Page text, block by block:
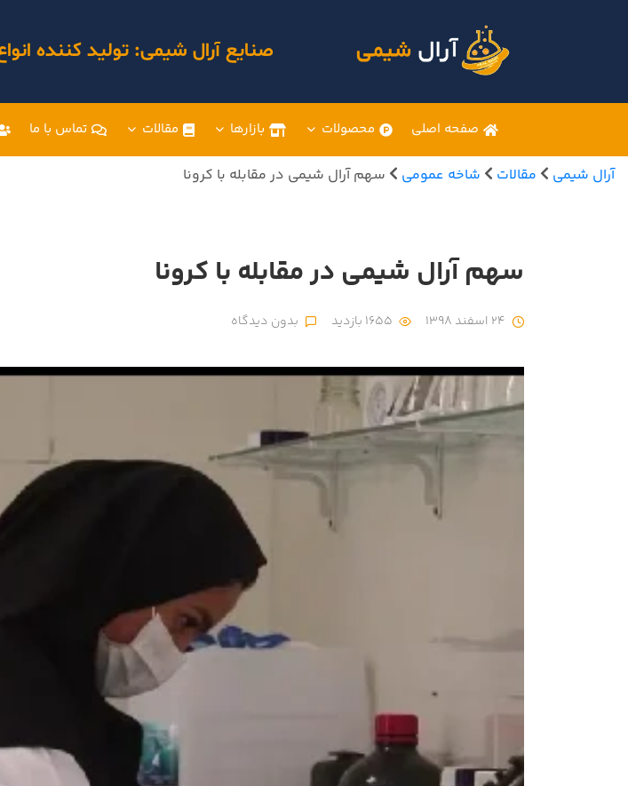
صنایع آرال شیمی: تولید کننده
صفحه اصلی محصولات بازارها مقالات تماس با ما
آرال شیمی مقالات شاخه عمومی سهم آرال شیمی در مقابله با کرونا
سهم آرال شیمی در مقابله با کرونا
بدون دیدگاه